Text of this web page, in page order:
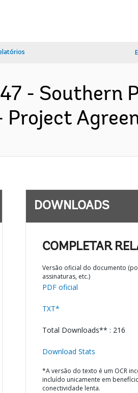
- Southern
DOWNLOADS
COMPLETAR
Versão oficial do documento
assinaturas, etc.)
PDF oficial
TXT*
Total Downloads** : 216
Download Stats
*A versão do texto é um OCR
incluído unicamente em
conectividade lenta.